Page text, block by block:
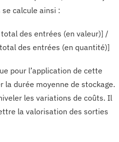
calcule ainsi :
des entrées (en valeur)] /
des entrées (en quantité)]
pour l’application de cette
la durée moyenne de stockage.
les variations de coûts. Il
la valorisation des sorties